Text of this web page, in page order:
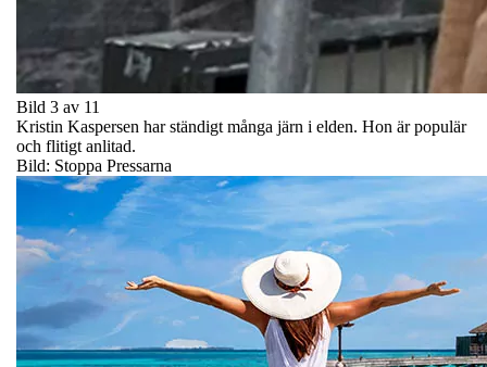
Bild 3 av 11
Kristin Kaspersen har ständigt många järn i elden. Hon är populär
och flitigt anlitad.
Bild: Stoppa Pressarna